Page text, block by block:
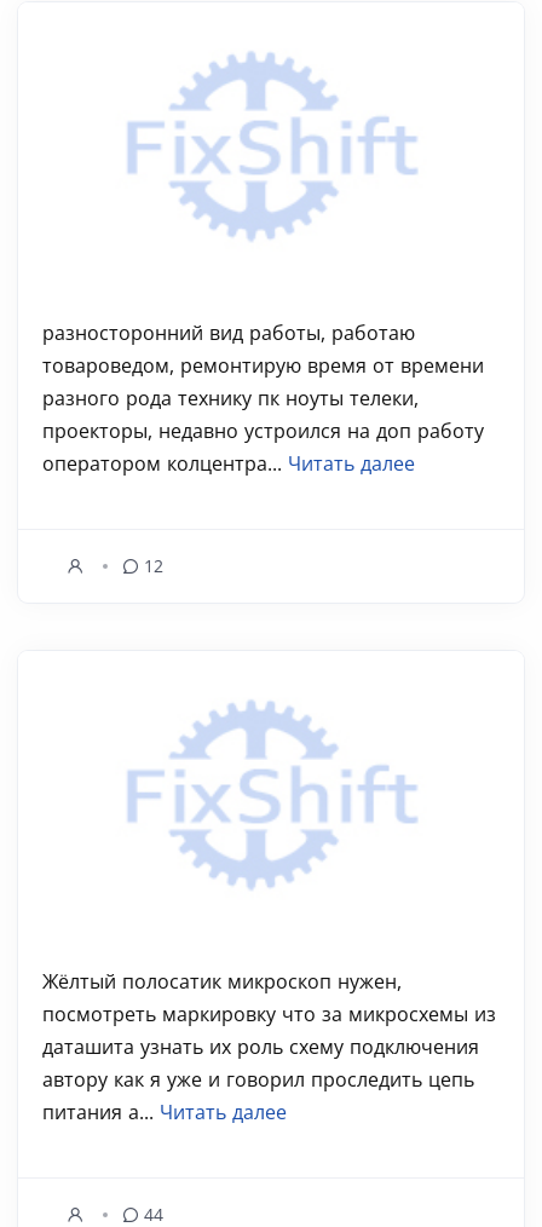
разносторонний вид работы, работаю
товароведом, ремонтирую время от времени
разного рода технику пк ноуты телеки,
проекторы, недавно устроился на доп работу
оператором колцентра... Читать далее
12
Жёлтый полосатик микроскоп нужен,
посмотреть маркировку что за микросхемы из
даташита узнать их роль схему подключения
автору как я уже и говорил проследить цепь
питания а... Читать далее
44